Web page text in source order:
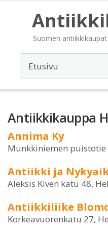
Suomen
Antiikkikauppa
Annima Ky
Munkkiniemen puistotie
Antiikki ja
Aleksis Kiven katu 48,
Antiikkiliike
Korkeavuorenkatu 27,